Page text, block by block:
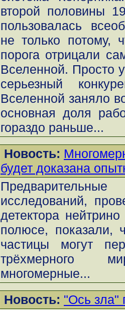
второй половины
пользовалась
не только потому,
порога отрицали
Вселенной. Просто
серьезный
Вселенной заняло
основная доля
гораздо раньше...
Новость:
будет доказана
исследований,
детектора
полюсе, показали,
частицы могут
трёхмерного
многомерные...
Новость: "Ось зла"